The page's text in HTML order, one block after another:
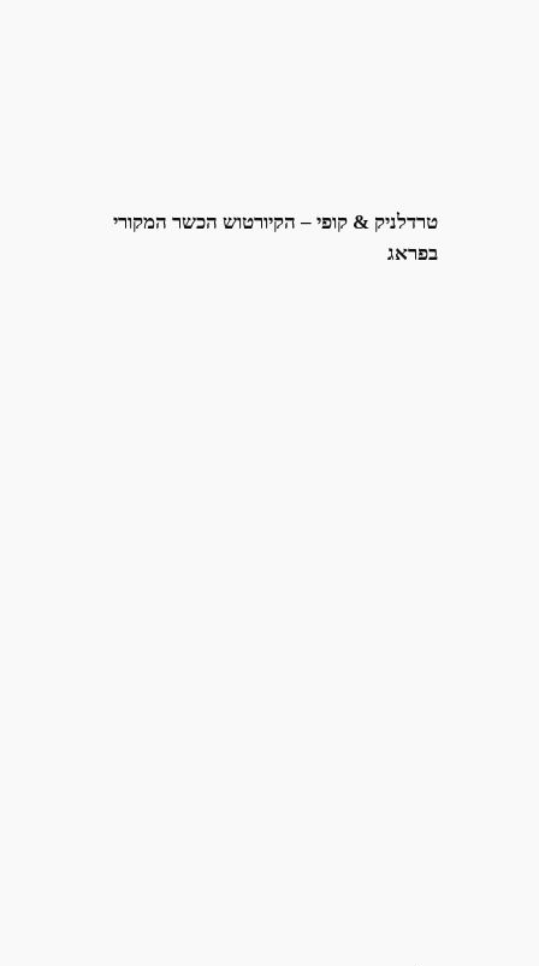
טרדלניק & קופי – הקיורטוש הכשר המקורי
בפראג